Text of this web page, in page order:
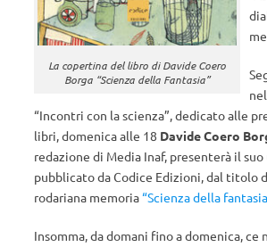
La copertina del libro di Davide Coero
Borga “Scienza della Fantasia”
“Incontri con la scienza”, dedicato alle
libri, domenica alle 18 Davide Coero
redazione di Media Inaf, presenterà il
pubblicato da Codice Edizioni, dal titolo
rodariana memoria“Scienza della
Insomma, da domani fino a domenica, ce